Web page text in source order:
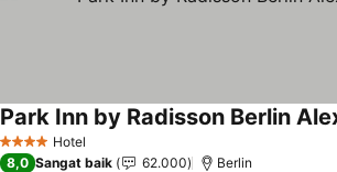
4 BintangHotel
Park Inn by Radisson Berlin
8,0 Sangat baik 62.000 Berlin